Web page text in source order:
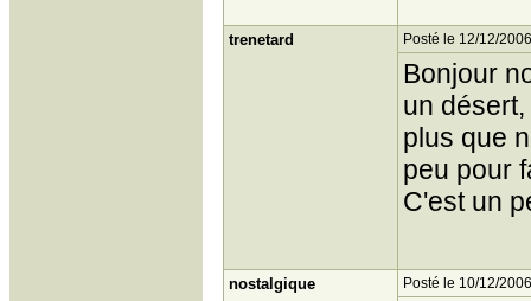
trenetard Posté le 12/12/
Bonjour
un
plus que
peu pour
C'est un
nostalgique Posté le 10/12/